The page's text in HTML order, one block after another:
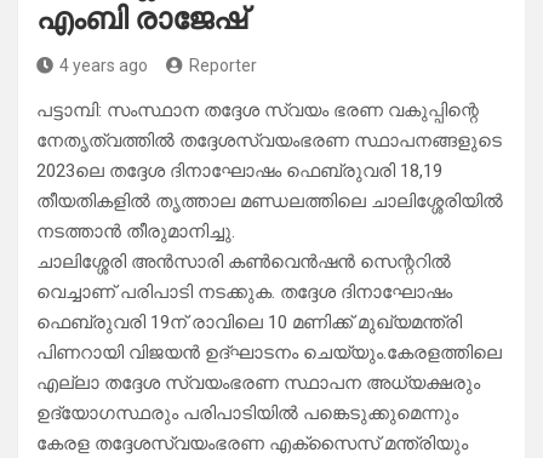
എംബി രാജേഷ്
4 years ago Reporter
പട്ടാമ്പി: സംസ്ഥാന തദ്ദേശ സ്വയം ഭരണ വകുപ്പിന്റെ
നേതൃത്വത്തിൽ തദ്ദേശസ്വയംഭരണ സ്ഥാപനങ്ങളുടെ
2023ലെ തദ്ദേശ ദിനാഘോഷം ഫെബ്രുവരി 18,19
തീയതികളിൽ തൃത്താല മണ്ഡലത്തിലെ ചാലിശ്ശേരിയിൽ
നടത്താൻ തീരുമാനിച്ചു.
ചാലിശ്ശേരി അൻസാരി കൺവെൻഷൻ സെന്ററിൽ
വെച്ചാണ് പരിപാടി നടക്കുക. തദ്ദേശ ദിനാഘോഷം
ഫെബ്രുവരി 19ന് രാവിലെ 10 മണിക്ക് മുഖ്യമന്ത്രി
പിണറായി വിജയൻ ഉദ്ഘാടനം ചെയ്യും.കേരളത്തിലെ
എല്ലാ തദ്ദേശ സ്വയംഭരണ സ്ഥാപന അധ്യക്ഷരും
ഉദ്യോഗസ്ഥരും പരിപാടിയിൽ പങ്കെടുക്കുമെന്നും
കേരള തദ്ദേശസ്വയംഭരണ എക്സൈസ് മന്ത്രിയും